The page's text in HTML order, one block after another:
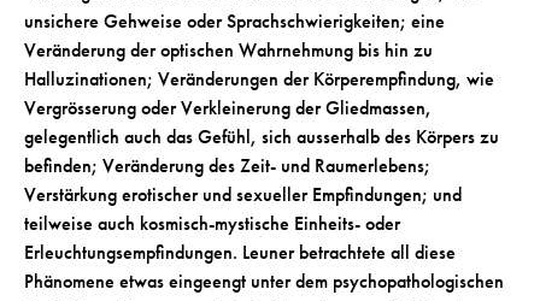
unsichere Gehweise oder Sprachschwierigkeiten; eine
Veränderung der optischen Wahrnehmung bis hin zu
Halluzinationen; Veränderungen der Körperempfindung, wie
Vergrösserung oder Verkleinerung der Gliedmassen,
gelegentlich auch das Gefühl, sich ausserhalb des Körpers zu
befinden; Veränderung des Zeit- und Raumerlebens;
Verstärkung erotischer und sexueller Empfindungen; und
teilweise auch kosmisch-mystische Einheits- oder
Erleuchtungsempfindungen. Leuner betrachtete all diese
Phänomene etwas eingeengt unter dem psychopathologischen